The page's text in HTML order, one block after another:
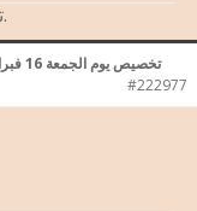
تصبحوا على خير غدوة نخدم بكري. بسلامة.
تخصيص
#222977